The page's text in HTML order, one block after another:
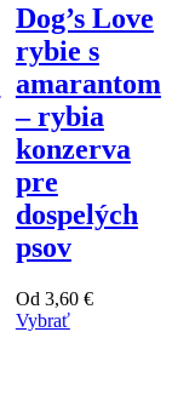
Dog’s Love
rybie s
amarantom
– rybia
konzerva
pre
dospelých
psov
Od 3,60 €
Vybrať